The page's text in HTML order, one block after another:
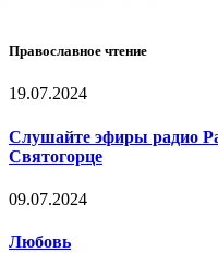
Православное чтение
19.07.2024
Слушайте эфиры радио
Святогорце
09.07.2024
Любовь